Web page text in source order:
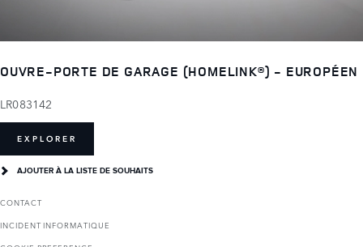
OUVRE-PORTE DE GARAGE (HOMELINK®) - EUROPÉEN
LR083142
EXPLORER
AJOUTER À LA LISTE DE SOUHAITS
CONTACT
INCIDENT INFORMATIQUE